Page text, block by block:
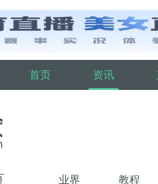
首页 资讯
业界 教程